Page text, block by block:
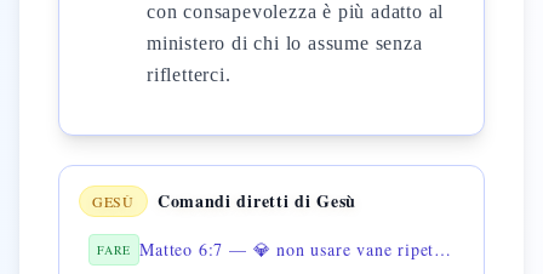
con consapevolezza è più adatto al
ministero di chi lo assume senza
rifletterci.
GESÙ Comandi diretti di Gesù
FARE Matteo 6:7 — 💎 non usare vane ripetizioni